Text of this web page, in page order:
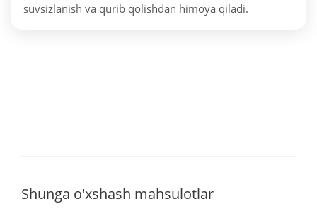
suvsizlanish va qurib qolishdan himoya qiladi.
Shunga o'xshash mahsulotlar